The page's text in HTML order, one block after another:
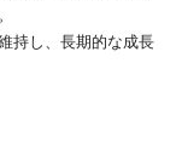
持し、長期的な成長